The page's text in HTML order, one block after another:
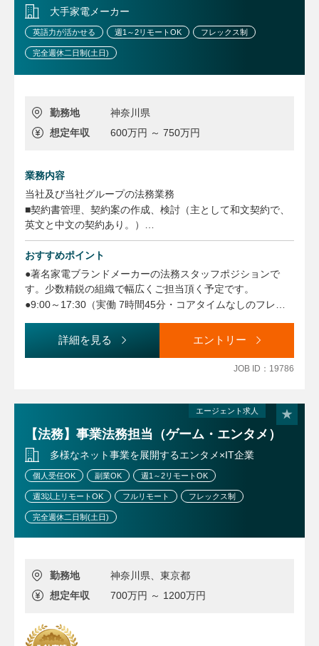
大手家電メーカー
英語力が活かせる 週1～2リモートOK フレックス制
完全週休二日制(土日)
勤務地
神奈川県
想定年収
600万円 ～ 750万円
業務内容
当社及び当社グループの法務業務
■契約書管理、契約案の作成、検討（主として和文契約で、
英文と中文の契約あり。）
■会社法関連業務（株主総会、取締役会等の会社ガバナンス
業務）
■労働法関連業務
■社内規程の起案、修正、廃止
■クレーム対応、訴訟／仲裁対応
■その他の法律相談、法務サポート
おすすめポイント
●著名家電ブランドメーカーの法務スタッフポジションで
す。少数精鋭の組織で幅広くご担当頂く予定です。
●9:00～17:30（実働 7時間45分・コアタイムなしのフレッ
●リモートワーク：月5回まで
詳細を見る エントリー
JOB ID：19786
エージェント求人
【法務】事業法務担当（ゲーム・エンタメ）
多様なネット事業を展開するエンタメ×IT企業
個人受任OK 副業OK 週1～2リモートOK
週3以上リモートOK フルリモート フレックス制
完全週休二日制(土日)
勤務地
神奈川県、東京都
想定年収
700万円 ～ 1200万円